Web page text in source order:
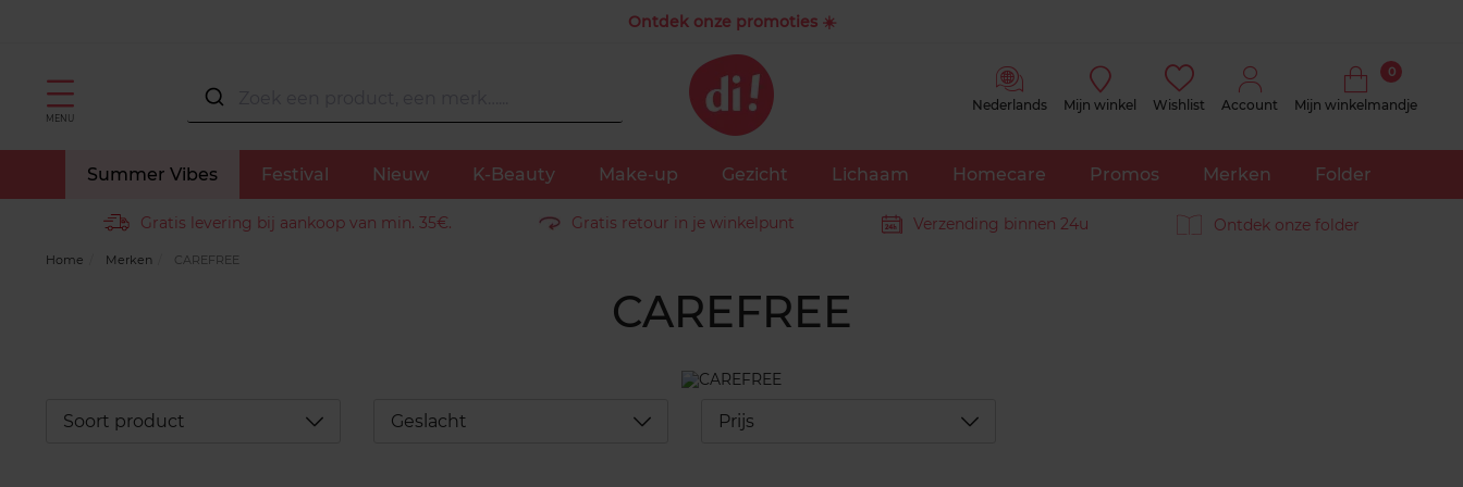
Ontdek onze promoties ☀️
MENU
Nederlands Mijn winkel Wishlist Account Mijn winkelmandje
0
Summer Vibes Festival Nieuw K-Beauty Make-up Gezicht Lichaam Homecare Promos Merken Folder
Gratis levering bij aankoop van min. 35€. Gratis retour in je winkelpunt Verzending binnen 24u Ontdek onze folder
Home Merken CAREFREE
CAREFREE
Soort product Déplier Geslacht Déplier Prijs Déplier